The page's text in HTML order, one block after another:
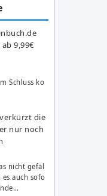
9,99€
Schluss ko
die
nur noch
nicht gefäl
auch sofo